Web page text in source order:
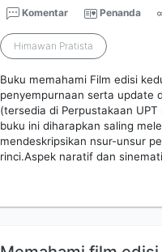
Komentar Penanda
Himawan Pratista
Buku memahami Film edisi
penyempurnaan serta update
(tersedia di Perpustakaan
buku ini diharapkan saling
mendeskripsikan nsur-unsur
rinci.Aspek naratif dan